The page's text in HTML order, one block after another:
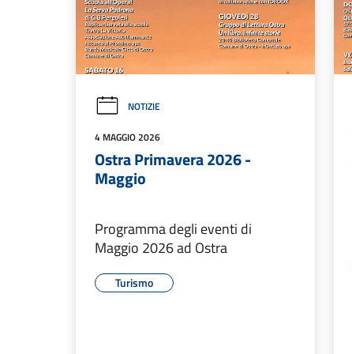
NOTIZIE
4 MAGGIO 2026
Ostra Primavera 2026 -
Maggio
Programma degli eventi di
Maggio 2026 ad Ostra
Turismo